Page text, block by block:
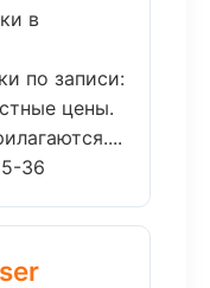
в
по записи:
цены.
36